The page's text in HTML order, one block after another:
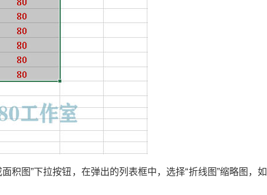
积图”下拉按钮，在弹出的列表框中，选择“折线图”缩略图，如
Excel VBA超级拼音输入提示组件V3.2 兼容单元格+控件+窗体 郑广学 VBA 拼音输入提示